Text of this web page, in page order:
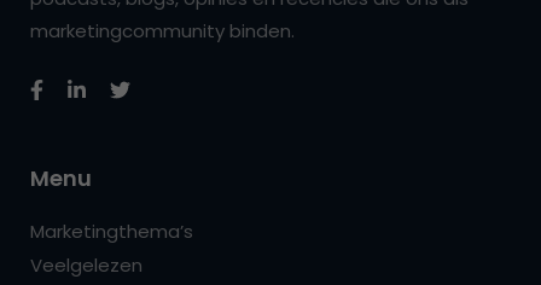
marketingcommunity binden.
Menu
Marketingthema’s
Veelgelezen